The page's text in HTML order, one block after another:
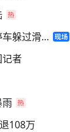
司机瞥见竹子晃动紧急停车躲过滑坡
者
雨
108万